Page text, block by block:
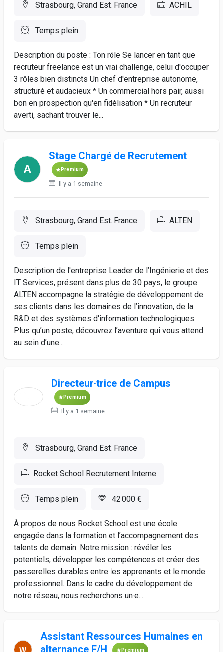
Strasbourg, Grand Est, France ACHIL
Temps plein
Description du poste : Ton rôle Se lancer en tant que
recruteur freelance est un vrai challenge, celui d'occuper
3 rôles bien distincts Un chef d'entreprise autonome,
structuré et audacieux * Un commercial hors pair, aussi
bon en prospection qu'en fidélisation * Un recruteur
averti, sachant trouver le...
Stage Chargé de Recrutement
Premium
Il y a 1 semaine
Strasbourg, Grand Est, France ALTEN
Temps plein
Description de l'entreprise Leader de l’Ingénierie et des
IT Services, présent dans plus de 30 pays, le groupe
ALTEN accompagne la stratégie de développement de
ses clients dans les domaines de l’innovation, de la
R&D et des systèmes d'information technologiques.
Plus qu’un poste, découvrez l’aventure qui vous attend
au sein d’une...
Directeur·trice de Campus
Premium
Il y a 1 semaine
Strasbourg, Grand Est, France
Rocket School Recrutement Interne
Temps plein 42 000 €
À propos de nous Rocket School est une école
engagée dans la formation et l’accompagnement des
talents de demain. Notre mission : révéler les
potentiels, développer les compétences et créer des
passerelles durables entre les apprenants et le monde
professionnel. Dans le cadre du développement de
notre réseau, nous recherchons un·e...
Assistant Ressources Humaines en
alternance F/H
Premium